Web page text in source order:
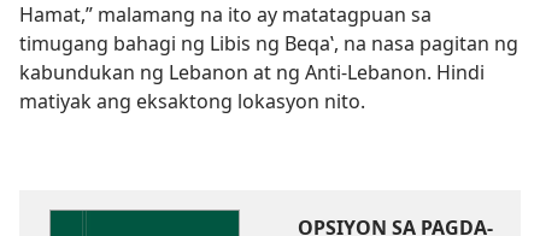
Hamat,” malamang na ito ay matatagpuan sa
timugang bahagi ng Libis ng Beqaʽ, na nasa pagitan ng
kabundukan ng Lebanon at ng Anti-Lebanon. Hindi
matiyak ang eksaktong lokasyon nito.
OPSIYON SA PAGDA-